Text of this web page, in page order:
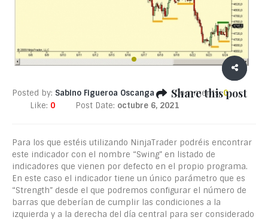
Share this post
Posted by: Sabino Figueroa Oscanga Comments:0
Like: 0 Post Date: octubre 6, 2021
Para los que estéis utilizando NinjaTrader podréis encontrar
este indicador con el nombre “Swing” en listado de
indicadores que vienen por defecto en el propio programa.
En este caso el indicador tiene un único parámetro que es
“Strength” desde el que podremos configurar el número de
barras que deberían de cumplir las condiciones a la
izquierda y a la derecha del día central para ser considerado